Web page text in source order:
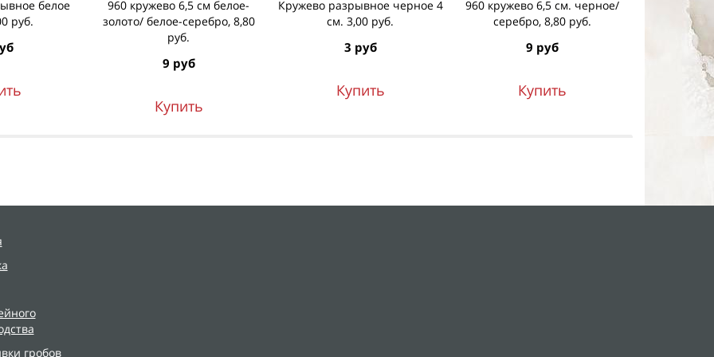
белое
руб.
960 кружево 6,5 см белое-
золото/ белое-серебро, 8,80
руб.
9 руб
Купить
Кружево разрывное черное 4
см. 3,00 руб.
3 руб
Купить
960 кружево 6,5 см. черное/
серебро, 8,80 руб.
9 руб
Купить
960
гробов